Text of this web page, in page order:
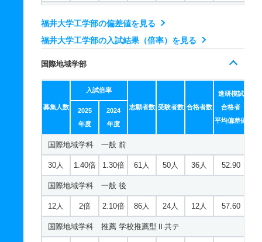
電気電子情報工学科 推薦 学校推薦型Ⅰ専門
2倍 1.60倍
建築・都市環境工学科 一般 前
30人 2.70倍 2.30倍 103人 96人 35人 50.90
建築・都市環境工学科 一般 後
17人 2.60倍 2.80倍 140人 54人 21人 56.70
建築・都市環境工学科 推薦 学校推薦型Ⅰ専門
3人 2倍 1.30倍 6人 6人 3人 －
福井大学工学部の偏差値を見る
福井大学工学部の入試結果（倍率）を見る
国際地域学部
募集人数
入試倍率
志願者数 受験者数 合格者数
進研模試
合格者
平均偏差値
2025
年度
2024
年度
国際地域学科 一般 前
30人 1.40倍 1.30倍 61人 50人 36人 52.90
国際地域学科 一般 後
12人 2倍 2.10倍 86人 24人 12人 57.60
国際地域学科 推薦 学校推薦型Ⅱ共テ